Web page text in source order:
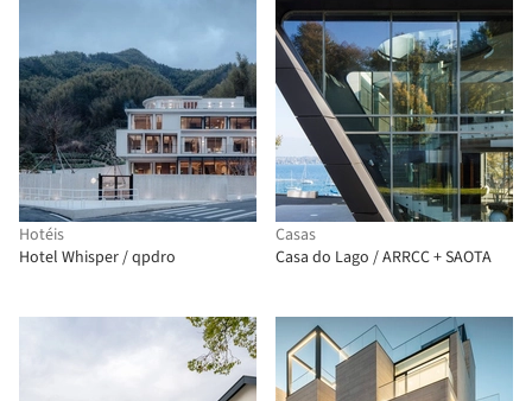
Hotéis
Hotel Whisper / qpdro
Casas
Casa do Lago / ARRCC + SAOTA